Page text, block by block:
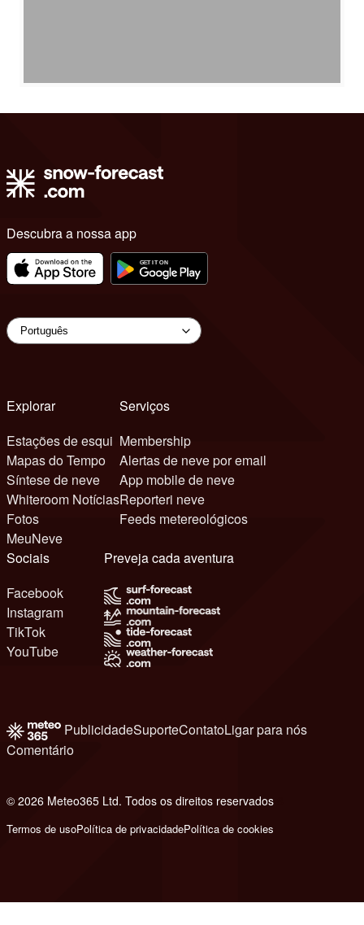
Descubra a nossa app
Explorar
Estações de esqui
Mapas do Tempo
Síntese de neve
Whiteroom Notícias
Fotos
MeuNeve
Serviços
Membership
Alertas de neve por email
App mobile de neve
Reporteri neve
Feeds metereológicos
Sociais
Facebook
Instagram
TikTok
YouTube
Preveja cada aventura
PublicidadeSuporteContatoLigar para nós
Comentário
© 2026 Meteo365 Ltd. Todos os direitos reservados
Termos de usoPolítica de privacidadePolítica de cookies